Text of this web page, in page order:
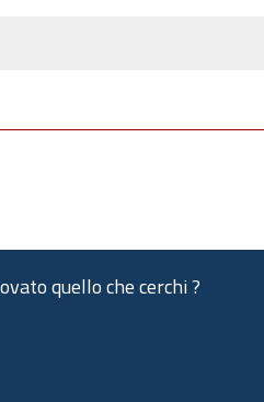
quello che cerchi ?